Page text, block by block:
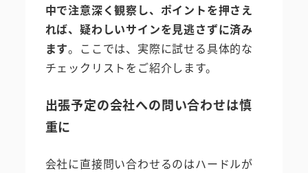
中で注意深く観察し、ポイントを押さえ
れば、疑わしいサインを見逃さずに済み
ます。ここでは、実際に試せる具体的な
チェックリストをご紹介します。
出張予定の会社への問い合わせは慎
重に
会社に直接問い合わせるのはハードルが